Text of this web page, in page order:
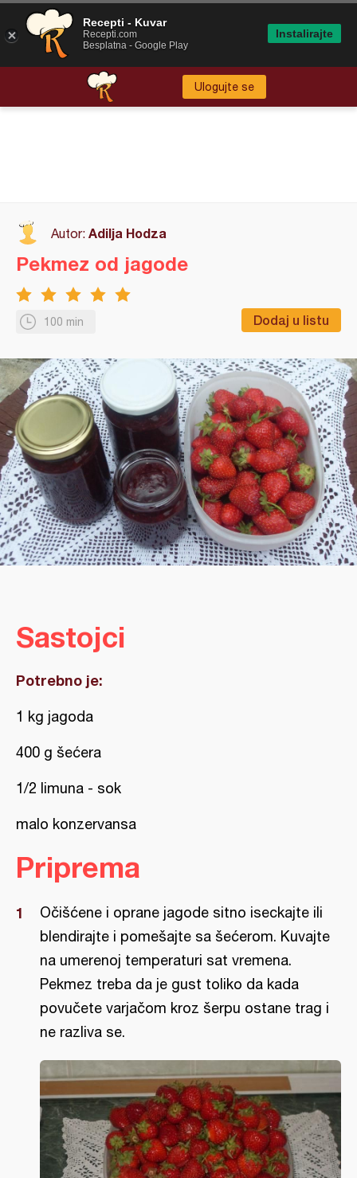
Ulogujte se
Autor: Adilja Hodza
100 min Dodaj u listu
Pekmez od jagode
Sastojci
Potrebno je:
1 kg jagoda
400 g šećera
1/2 limuna - sok
malo konzervansa
Priprema
Očišćene i oprane jagode sitno iseckajte ili
blendirajte i pomešajte sa šećerom. Kuvajte
na umerenoj temperaturi sat vremena.
Pekmez treba da je gust toliko da kada
povučete varjačom kroz šerpu ostane trag i
ne razliva se.
Recepti - Kuvar
Recepti.com
Besplatna - Google Play
Instalirajte